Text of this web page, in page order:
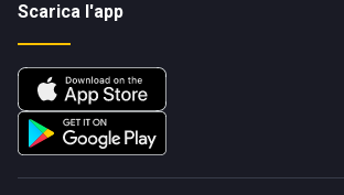
Scarica l'app